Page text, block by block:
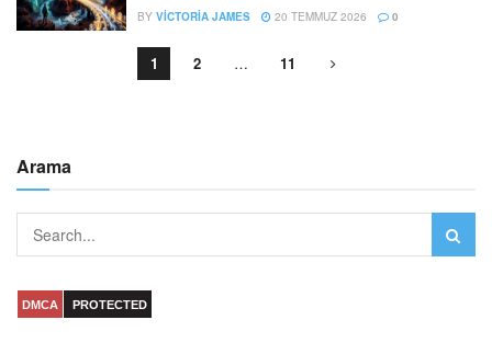
BY VICTORIA JAMES 20 TEMMUZ 2026 0
1 2 … 11
Arama
DMCA PROTECTED